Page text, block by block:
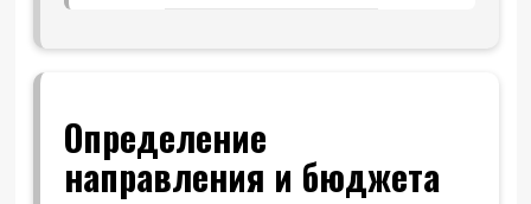
Определение
направления и бюджета